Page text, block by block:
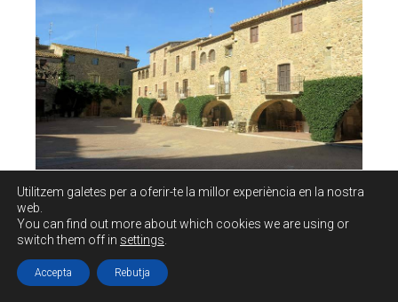
A la façana es pot observar una curiosa finestra
d’arc de ferradura.
Utilitzem galetes per a oferir-te la millor experiència en la nostra
web.
You can find out more about which cookies we are using or
switch them off in settings
Accepta Rebutja